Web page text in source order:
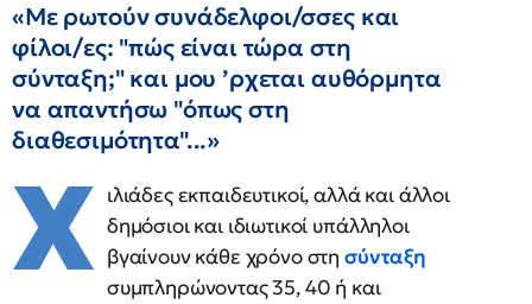
«Με ρωτούν συνάδελφοι/σσες και
φίλοι/ες: "πώς είναι τώρα στη
σύνταξη;" και μου ’ρχεται αυθόρμητα
να απαντήσω "όπως στη
διαθεσιμότητα"...»
Χ ιλιάδες εκπαιδευτικοί, αλλά και άλλοι
δημόσιοι και ιδιωτικοί υπάλληλοι
βγαίνουν κάθε χρόνο στησύνταξη
συμπληρώνοντας 35, 40 ή και